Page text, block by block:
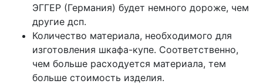
ЭГГЕР (Германия) будет немного дороже, чем
другие дсп.
Количество материала, необходимого для
изготовления шкафа-купе. Соответственно,
чем больше расходуется материала, тем
больше стоимость изделия.